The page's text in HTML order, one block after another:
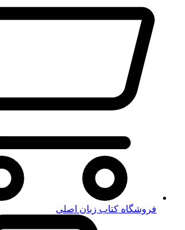
فروشگاه کتاب زبان اصلی